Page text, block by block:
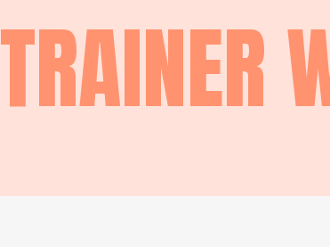
TRAINER